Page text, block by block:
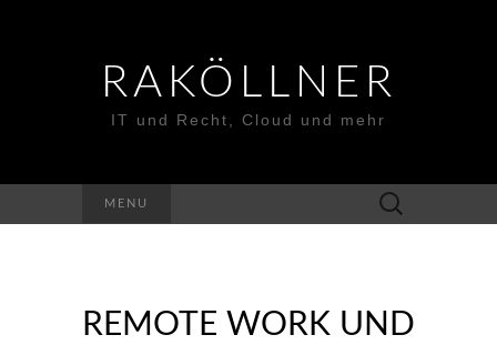
RAKÖLLNER
IT und Recht, Cloud und mehr
MENU
Suchen
nach:
REMOTE WORK UND